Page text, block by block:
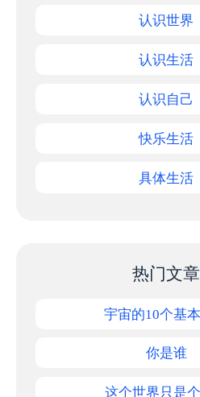
认识世界
认识生活
认识自己
快乐生活
具体生活
热门文章
宇宙的10个基
你是谁
这个世界只是